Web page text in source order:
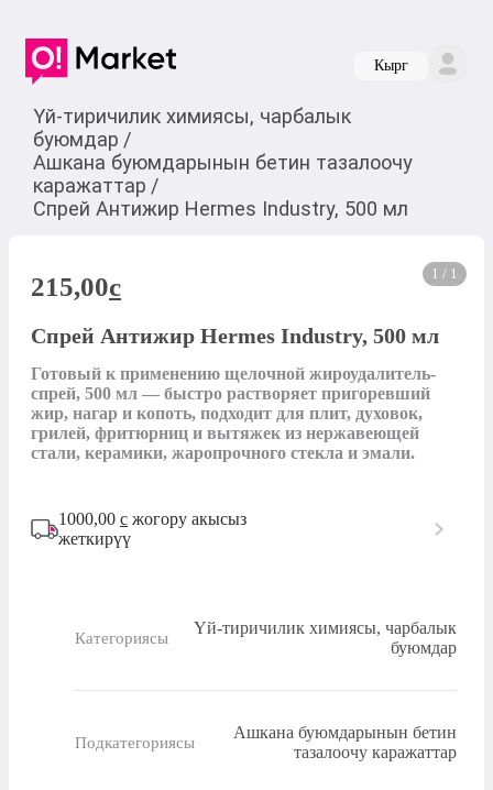
Кырг
Үй-тиричилик химиясы, чарбалык
буюмдар /
Ашкана буюмдарынын бетин тазалоочу
каражаттар /
Спрей Антижир Hermes Industry, 500 мл
1 / 1
215,00c
Спрей Антижир Hermes Industry, 500 мл
Готовый к применению щелочной жироудалитель-
спрей, 500 мл — быстро растворяет пригоревший
жир, нагар и копоть, подходит для плит, духовок,
грилей, фритюрниц и вытяжек из нержавеющей
стали, керамики, жаропрочного стекла и эмали.
1000,00 с жогору акысыз
жеткирүү
Категориясы
Үй-тиричилик химиясы, чарбалык
буюмдар
Подкатегориясы
Ашкана буюмдарынын бетин
тазалоочу каражаттар